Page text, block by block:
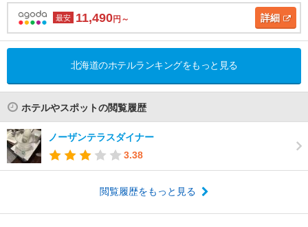
最安 11,490円～ 詳細
北海道のホテルランキングをもっと見る
ホテルやスポットの閲覧履歴
ノーザンテラスダイナー
3.38
閲覧履歴をもっと見る